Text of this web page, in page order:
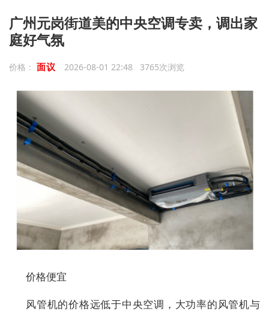
广州元岗街道美的中央空调专卖，调出家
庭好气氛
价格： 面议 2026-08-01 22:48 3765次浏览
价格便宜
风管机的价格远低于中央空调，大功率的风管机与